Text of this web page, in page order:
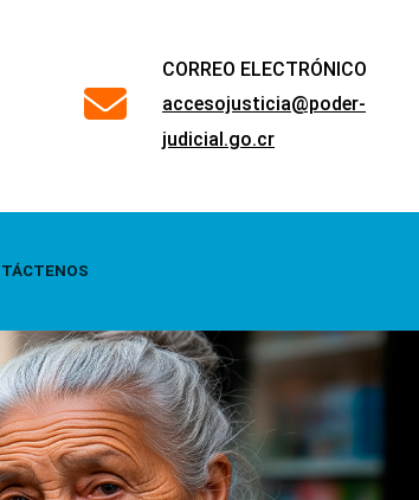
far
CORREO ELECTRÓNICO
accesojusticia@poder-
judicial.go.cr